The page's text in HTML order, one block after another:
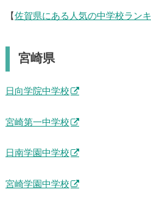
【 佐賀県にある人気の中学校ラン
宮崎県
日向学院中学校
宮崎第一中学校
日南学園中学校
宮崎学園中学校